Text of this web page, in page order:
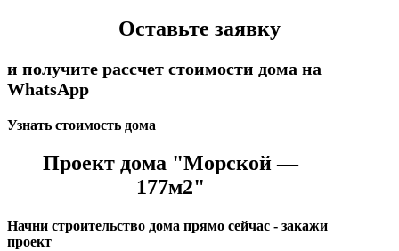
Оставьте заявку
и получите рассчет стоимости дома на
WhatsApp
Узнать стоимость дома
Проект дома "Морской —
177м2"
Начни строительство дома прямо сейчас - закажи
проект